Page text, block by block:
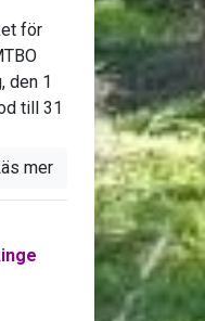
för
den 1
till 31
mer